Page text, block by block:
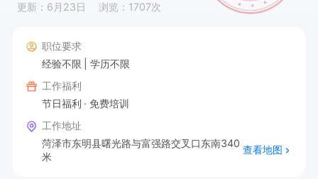
更新：6月23日
浏览：1707次
职位要求
经验不限
学历不限
工作福利
节日福利
免费培训
工作地址
菏泽市东明县曙光路与富强路交叉口东南340
米
查看地图